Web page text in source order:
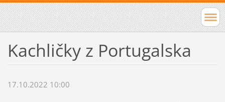
Kachličky z Portugalska
17.10.2022 10:00